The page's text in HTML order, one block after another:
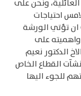
ونحن على
احتياجات
تؤتي الورشة
على
الدكتور نعيم
القطاع الخاص
للجوء اليها